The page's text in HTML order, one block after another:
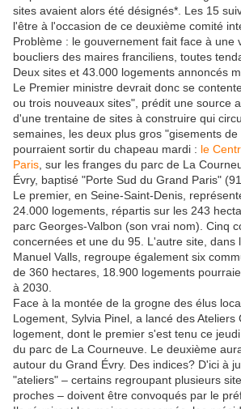
sites avaient alors été désignés*. Les 15
l'être à l'occasion de ce deuxième comité
Problème : le gouvernement fait face à une
boucliers des maires franciliens, toutes
Deux sites et 43.000 logements annoncés
Le Premier ministre devrait donc se
ou trois nouveaux sites", prédit une source
d'une trentaine de sites à construire qui
semaines, les deux plus gros "gisements
pourraient sortir du chapeau mardi : le
Paris , sur les franges du parc de La
Évry, baptisé "Porte Sud du Grand Paris"
Le premier, en Seine-Saint-Denis,
24.000 logements, répartis sur les 243
parc Georges-Valbon (son vrai nom). Cinq
concernées et une du 95. L'autre site, dans
Manuel Valls, regroupe également six
de 360 hectares, 18.900 logements
à 2030.
Face à la montée de la grogne des élus
Logement, Sylvia Pinel, a lancé des Ateliers
logement, dont le premier s'est tenu ce
du parc de La Courneuve. Le deuxième
autour du Grand Évry. Des indices? D'ici à
"ateliers" – certains regroupant plusieurs
proches – doivent être convoqués par le